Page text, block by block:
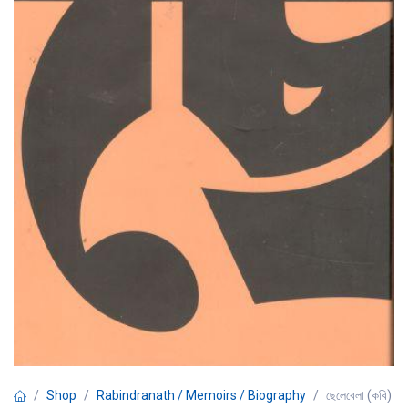
Shop Rabindranath / Memoirs / Biography ছেলেবেলা (কবি)